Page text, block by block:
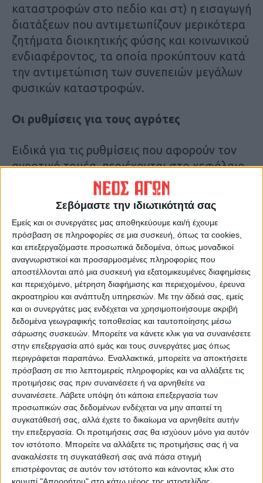
Σεβόμαστε την ιδιωτικότητά σας
Εμείς και οι συνεργάτες μας αποθηκεύουμε και/ή έχουμε
πρόσβαση σε πληροφορίες σε μια συσκευή, όπως τα cookies,
και επεξεργαζόμαστε προσωπικά δεδομένα, όπως μοναδικοί
αναγνωριστικοί και προσαρμοσμένες πληροφορίες που
αποστέλλονται από μια συσκευή για εξατομικευμένες διαφημίσεις
και περιεχόμενο, μέτρηση διαφήμισης και περιεχομένου, έρευνα
ακροατηρίου και ανάπτυξη υπηρεσιών. Με την άδειά σας, εμείς
και οι συνεργάτες μας ενδέχεται να χρησιμοποιήσουμε ακριβή
δεδομένα γεωγραφικής τοποθεσίας και ταυτοποίησης μέσω
σάρωσης συσκευών. Μπορείτε να κάνετε κλικ για να συναινέσετε
στην επεξεργασία από εμάς και τους συνεργάτες μας όπως
περιγράφεται παραπάνω. Εναλλακτικά, μπορείτε να αποκτήσετε
πρόσβαση σε πιο λεπτομερείς πληροφορίες και να αλλάξετε τις
προτιμήσεις σας πριν συναινέσετε ή να αρνηθείτε να
συναινέσετε. Λάβετε υπόψη ότι κάποια επεξεργασία των
προσωπικών σας δεδομένων ενδέχεται να μην απαιτεί τη
συγκατάθεσή σας, αλλά έχετε το δικαίωμα να αρνηθείτε αυτήν
την επεξεργασία. Οι προτιμήσεις σας θα ισχύουν μόνο για αυτόν
τον ιστότοπο. Μπορείτε να αλλάξετε τις προτιμήσεις σας ή να
ανακαλέσετε τη συγκατάθεσή σας ανά πάσα στιγμή
επιστρέφοντας σε αυτόν τον ιστότοπο και κάνοντας κλικ στο
καταστροφών στο πεδίο και στ) η εισαγωγή
διατάξεων που αντιμετωπίζουν μερικότερα
ζητήματα διοικητικής φύσης και κοινωνικού
ενδιαφέροντος, τα οποία προκύπτουν κατά
την αντιμετώπιση των συνεπειών μεγάλων
φυσικών καταστροφών.
Οι ρυθμίσεις για τους αγρότες
Ειδικά για τις ρυθμίσεις που αφορούν τον
αγροτικό τομέα, περιέχονται στο κεφάλαιο
Γ και επιδιώκουν την τροποποίηση του
υφιστάμενου θεσμικού πλαισίου για την
κρατική αρωγή, με στόχο την αρτιότερη και
δικαιότερη στήριξη των πληγέντων από
φυσικές καταστροφές και θεομηνίες.
Καθώς και την συμπλήρωση του θεσμικού
πλαισίου ως προς την οριοθέτηση
πληγεισών αγροτικών εκμεταλλεύσεων και
επιχειρήσεων που δραστηριοποιούνται σε
αγροτικές περιοχές, χωρίς να διαθέτουν
κτιριακές εγκαταστάσεις.
Συγκεκριμένα έχουμε τα εξής άρθρα:
Άρθρο 6:Με την προτεινόμενη διάταξη
αναδιαμορφώνεται το πλαίσιο
επιχορήγησης κατ’ επάγγελμα αγροτών,
ώστε να διευκρινιστεί το υποκειμενικό